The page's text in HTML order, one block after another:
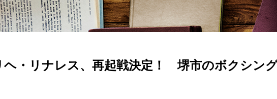
ヘ・リナレス、再起戦決定！ 堺市のボクシン